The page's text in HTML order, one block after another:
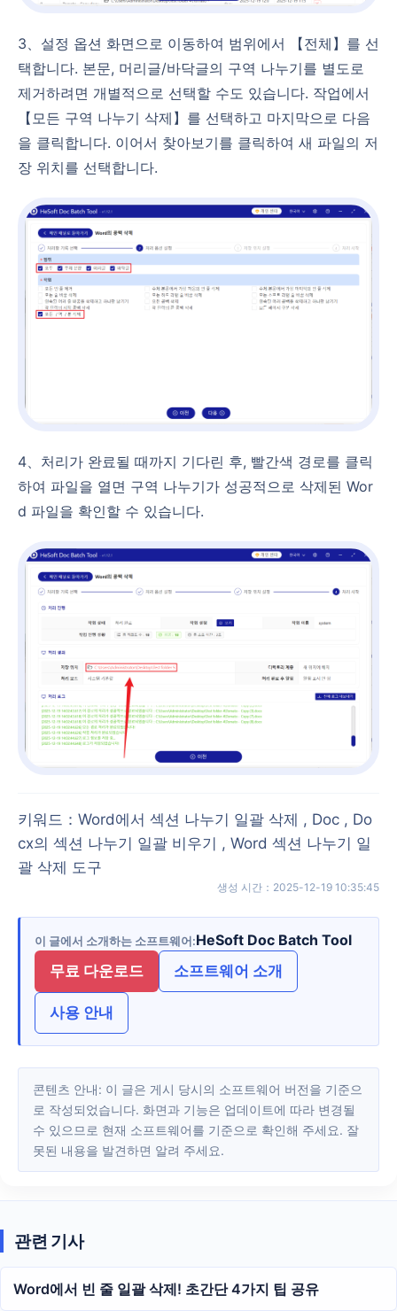
3、설정 옵션 화면으로 이동하여 범위에서 【전체】를 선
택합니다. 본문, 머리글/바닥글의 구역 나누기를 별도로
제거하려면 개별적으로 선택할 수도 있습니다. 작업에서
【모든 구역 나누기 삭제】를 선택하고 마지막으로 다음
을 클릭합니다. 이어서 찾아보기를 클릭하여 새 파일의 저
장 위치를 선택합니다.
4、처리가 완료될 때까지 기다린 후, 빨간색 경로를 클릭
하여 파일을 열면 구역 나누기가 성공적으로 삭제된 Wor
d 파일을 확인할 수 있습니다.
키워드 ： Word에서 섹션 나누기 일괄 삭제 , Doc , Do
cx의 섹션 나누기 일괄 비우기 , Word 섹션 나누기 일
괄 삭제 도구
생성 시간 ： 2025-12-19 10:35:45
이 글에서 소개하는 소프트웨어 HeSoft Doc Batch Tool
무료 다운로드
소프트웨어 소개
사용 안내
콘텐츠 안내: 이 글은 게시 당시의 소프트웨어 버전을 기준으
로 작성되었습니다. 화면과 기능은 업데이트에 따라 변경될
수 있으므로 현재 소프트웨어를 기준으로 확인해 주세요. 잘
못된 내용을 발견하면 알려 주세요.
관련 기사
Word에서 빈 줄 일괄 삭제! 초간단 4가지 팁 공유